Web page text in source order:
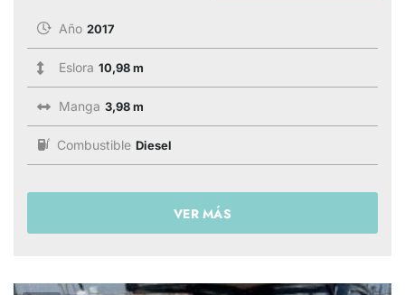
Año 2017
Eslora 10,98 m
Manga 3,98 m
Combustible Diesel
VER MÁS